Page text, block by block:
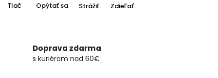
Tlač Opýtať sa Strážiť Zdieľať
Doprava zdarma
s kuriérom nad 60€